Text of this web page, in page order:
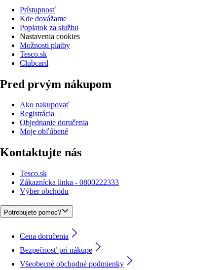
Prístupnosť
Kde dovážame
Poplatok za službu
Nastavenia cookies
Možnosti platby
Tesco.sk
Clubcard
Pred prvým nákupom
Ako nakupovať
Registrácia
Objednanie doručenia
Moje obľúbené
Kontaktujte nás
Tesco.sk
Zákaznícka linka - 0800222333
Výber obchodu
Potrebujete pomoc?
Cena doručenia
Bezpečnosť pri nákupe
Všeobecné obchodné podmienky